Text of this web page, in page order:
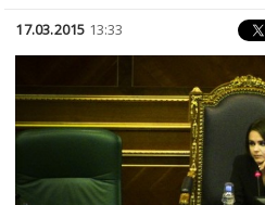
17.03.2015 13:33